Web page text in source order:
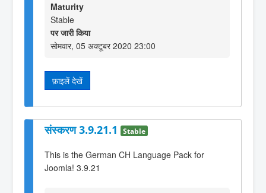
Maturity
Stable
पर जारी किया
सोमवार, 05 अक्टूबर 2020 23:00
फ़ाइलें देखें
संस्करण 3.9.21.1 Stable
This is the German CH Language Pack for
Joomla! 3.9.21